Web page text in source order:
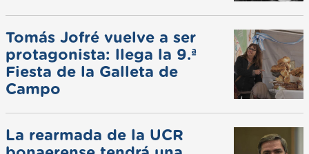
Tomás Jofré vuelve a ser
protagonista: llega la 9.ª
Fiesta de la Galleta de
Campo
La rearmada de la UCR